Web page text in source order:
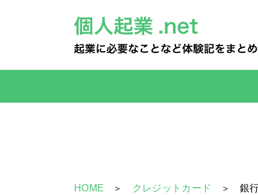
HOME クレジットカード 銀